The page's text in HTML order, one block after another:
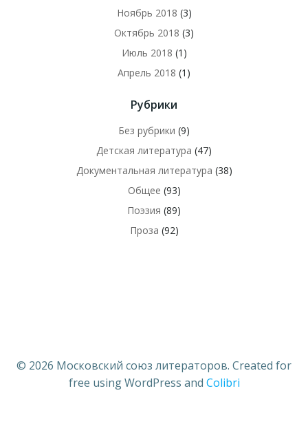
Ноябрь 2018 (3)
Октябрь 2018 (3)
Июль 2018 (1)
Апрель 2018 (1)
Рубрики
Без рубрики (9)
Детская литература (47)
Документальная литература (38)
Общее (93)
Поэзия (89)
Проза (92)
© 2026 Московский союз литераторов. Created for
free using WordPress and Colibri